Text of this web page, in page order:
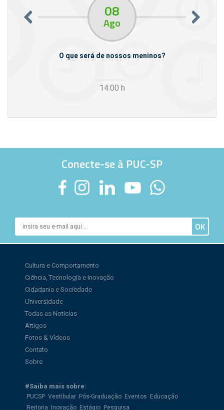
08
Ago
O que será de nossos meninos?
14:00 h
Conecte-se à PUC-SP
Cultura e Comportamento
Ciência, Tecnologia e Inovação
Cidadania e Sociedade
Universidade
Todas as Notícias
Artigos
Fotos & Vídeos
Contato
Sobre
#Saiba mais sobre:
PUCSP Vestibular Pós-Graduação Eventos
Educação
Reitoria
Inovação Estágio Pesquisa